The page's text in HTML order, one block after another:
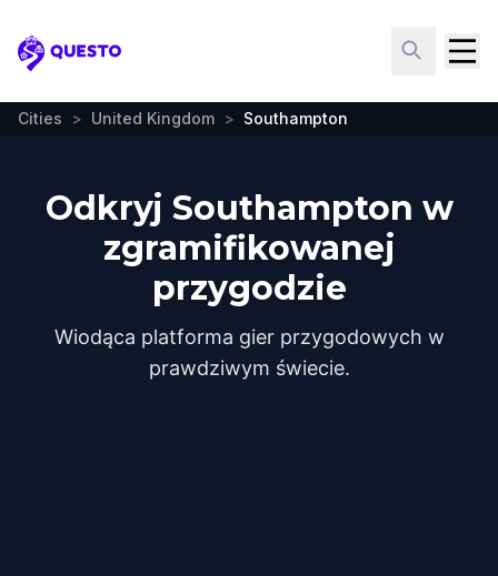
Questo
Cities > United Kingdom > Southampton
Odkryj Southampton w
zgramifikowanej
przygodzie
Wiodąca platforma gier przygodowych w
prawdziwym świecie.